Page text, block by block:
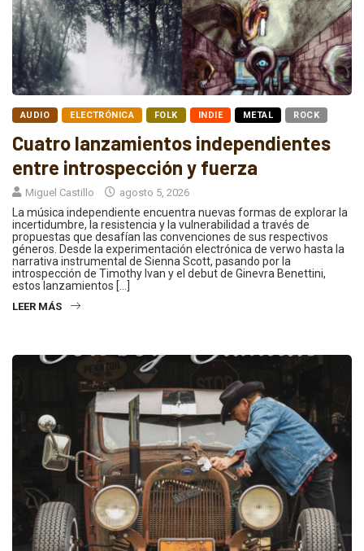
AUDIO ELECTRÓNICA FOLK INDIE METAL ROCK
Cuatro lanzamientos independientes
entre introspección y fuerza
Miguel Castillo agosto 5, 2026
La música independiente encuentra nuevas formas de explorar la
incertidumbre, la resistencia y la vulnerabilidad a través de
propuestas que desafían las convenciones de sus respectivos
géneros. Desde la experimentación electrónica de verwo hasta la
narrativa instrumental de Sienna Scott, pasando por la
introspección de Timothy Ivan y el debut de Ginevra Benettini,
estos lanzamientos […]
LEER MÁS